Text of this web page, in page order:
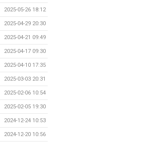
2025-05-26 18:12
2025-04-29 20:30
2025-04-21 09:49
2025-04-17 09:30
2025-04-10 17:35
2025-03-03 20:31
2025-02-06 10:54
2025-02-05 19:30
2024-12-24 10:53
2024-12-20 10:56